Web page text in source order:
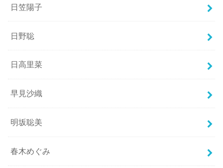
日笠陽子
日野聡
日高里菜
早見沙織
明坂聡美
春木めぐみ